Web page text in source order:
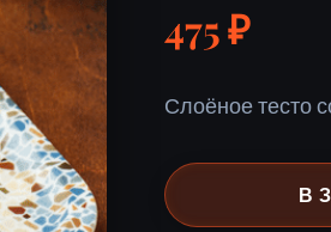
475 ₽
Слоёное тесто
В